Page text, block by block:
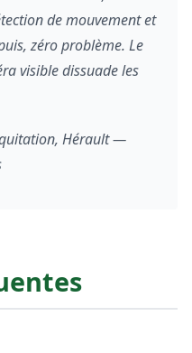
de mouvement et
zéro problème. Le
visible dissuade les
Hérault —